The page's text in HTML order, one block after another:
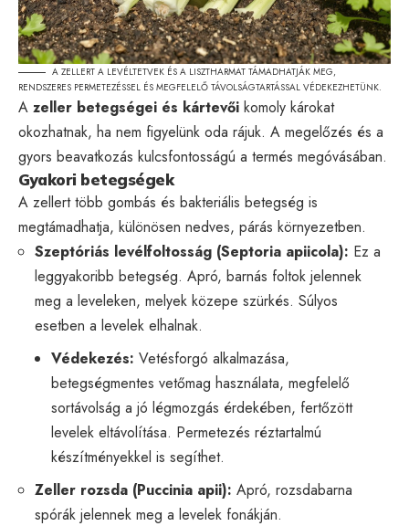
A ZELLERT A LEVÉLTETVEK ÉS A LISZTHARMAT TÁMADHATJÁK MEG,
RENDSZERES PERMETEZÉSSEL ÉS MEGFELELŐ TÁVOLSÁGTARTÁSSAL VÉDEKEZHETÜNK.
A zeller betegségei és kártevői komoly károkat
okozhatnak, ha nem figyelünk oda rájuk. A megelőzés és a
gyors beavatkozás kulcsfontosságú a termés megóvásában.
Gyakori betegségek
A zellert több gombás és bakteriális betegség is
megtámadhatja, különösen nedves, párás környezetben.
Szeptóriás levélfoltosság (Septoria apiicola): Ez a
leggyakoribb betegség. Apró, barnás foltok jelennek
meg a leveleken, melyek közepe szürkés. Súlyos
esetben a levelek elhalnak.
Védekezés: Vetésforgó alkalmazása,
betegségmentes vetőmag használata, megfelelő
sortávolság a jó légmozgás érdekében, fertőzött
levelek eltávolítása. Permetezés réztartalmú
készítményekkel is segíthet.
Zeller rozsda (Puccinia apii): Apró, rozsdabarna
spórák jelennek meg a levelek fonákján.